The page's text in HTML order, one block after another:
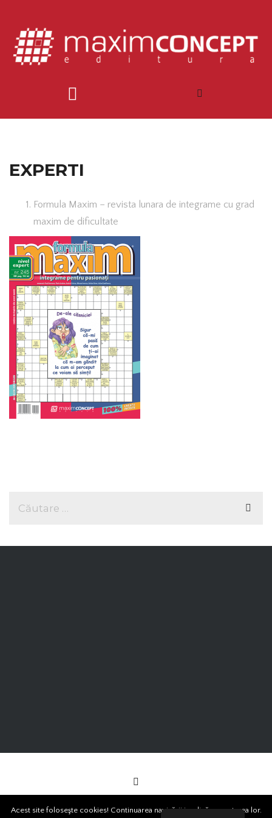
EXPERTI
Formula Maxim – revista lunara de integrame cu grad
maxim de dificultate
Copyright ©2018 All Rights Reserved
Acest site foloseşte cookies! Continuarea navigării implică acceptarea lor.